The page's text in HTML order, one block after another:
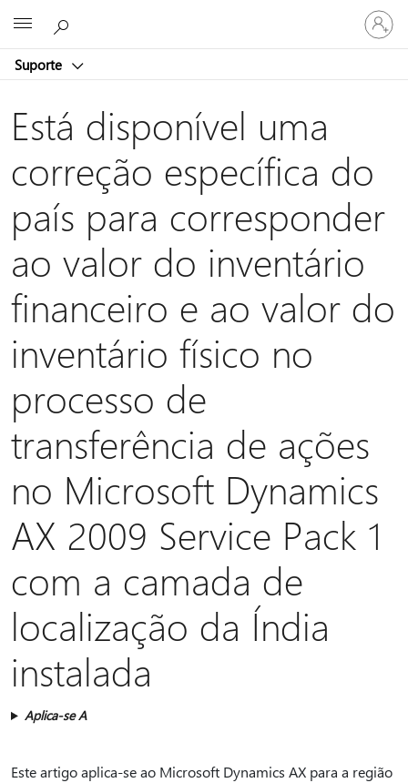
Suporte
Iniciar
sessão
na
Está disponível uma
correção específica do
país para corresponder
ao valor do inventário
financeiro e ao valor do
inventário físico no
processo de
transferência de ações
no Microsoft Dynamics
AX 2009 Service Pack 1
com a camada de
localização da Índia
instalada
Aplica-se A
Este artigo aplica-se ao Microsoft Dynamics AX para a região